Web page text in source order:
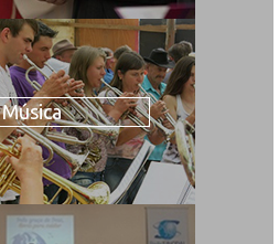
Música